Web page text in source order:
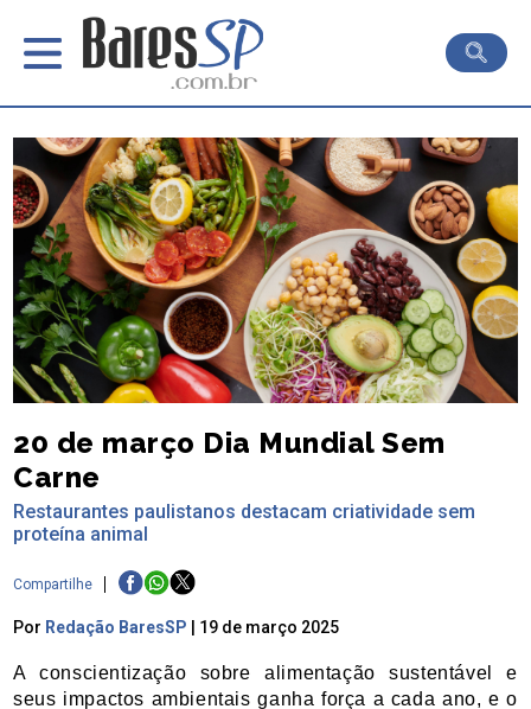
20 de março Dia Mundial Sem
Carne
Restaurantes paulistanos destacam criatividade sem
proteína animal
Compartilhe
Por Redação BaresSP 19 de março 2025
A conscientização sobre alimentação sustentável e